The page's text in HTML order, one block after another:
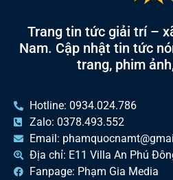
Trang tin tức giải trí –
Nam. Cập nhật tin tức
trang, phim
Hotline: 0934.024.786
Zalo: 0378.493.552
Email:
Địa chỉ: E11 Villa An Phú
Fanpage: Phạm Gia Media